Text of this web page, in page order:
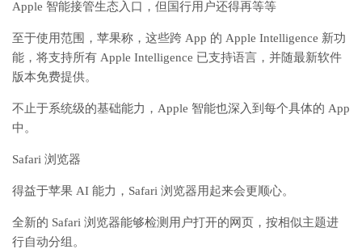
Apple 智能接管生态入口，但国行用户还得再等等
至于使用范围，苹果称，这些跨 App 的 Apple Intelligence 新功
能，将支持所有 Apple Intelligence 已支持语言，并随最新软件
版本免费提供。
不止于系统级的基础能力，Apple 智能也深入到每个具体的 App
中。
Safari 浏览器
得益于苹果 AI 能力，Safari 浏览器用起来会更顺心。
全新的 Safari 浏览器能够检测用户打开的网页，按相似主题进
行自动分组。